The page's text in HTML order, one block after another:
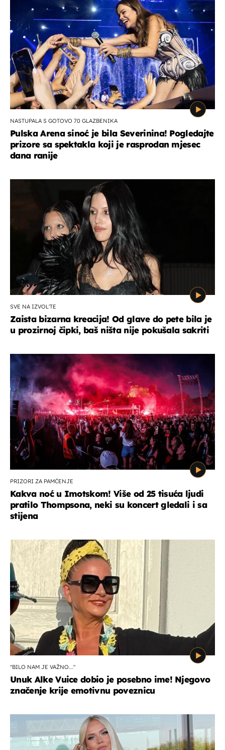
NASTUPALA S GOTOVO 70 GLAZBENIKA
Pulska Arena sinoć je bila Severinina! Pogledajte
prizore sa spektakla koji je rasprodan mjesec
dana ranije
SVE NA IZVOL'TE
Zaista bizarna kreacija! Od glave do pete bila je
u prozirnoj čipki, baš ništa nije pokušala sakriti
PRIZORI ZA PAMĆENJE
Kakva noć u Imotskom! Više od 25 tisuća ljudi
pratilo Thompsona, neki su koncert gledali i sa
stijena
"BILO NAM JE VAŽNO..."
Unuk Alke Vuice dobio je posebno ime! Njegovo
značenje krije emotivnu poveznicu